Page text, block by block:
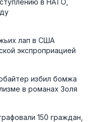
в НАТО,
лап в США
экспроприацией
избил бомжа
в романах Золя
150 граждан,